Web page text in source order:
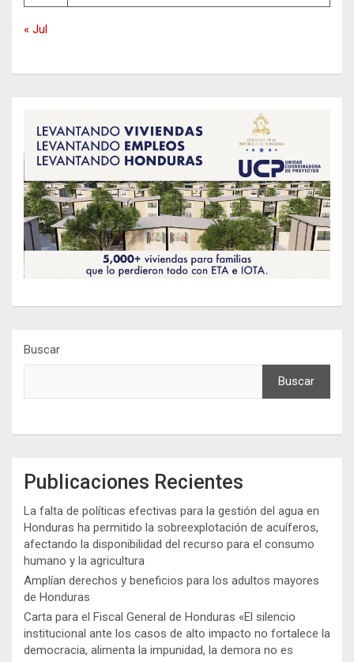
« Jul
Buscar
Buscar
Publicaciones Recientes
La falta de políticas efectivas para la gestión del agua en
Honduras ha permitido la sobreexplotación de acuíferos,
afectando la disponibilidad del recurso para el consumo
humano y la agricultura
Amplían derechos y beneficios para los adultos mayores
de Honduras
Carta para el Fiscal General de Honduras «El silencio
institucional ante los casos de alto impacto no fortalece la
democracia, alimenta la impunidad, la demora no es